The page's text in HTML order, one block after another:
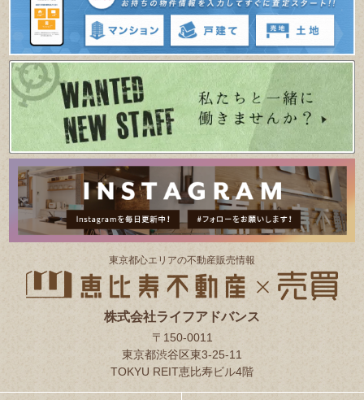
東京都⼼エリアの不動産販売情報
株式会社ライフアドバンス
〒150-0011
東京都渋谷区東3-25-11
TOKYU REIT恵比寿ビル4階